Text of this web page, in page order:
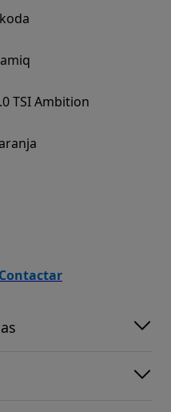
TSI Ambition
Contactar